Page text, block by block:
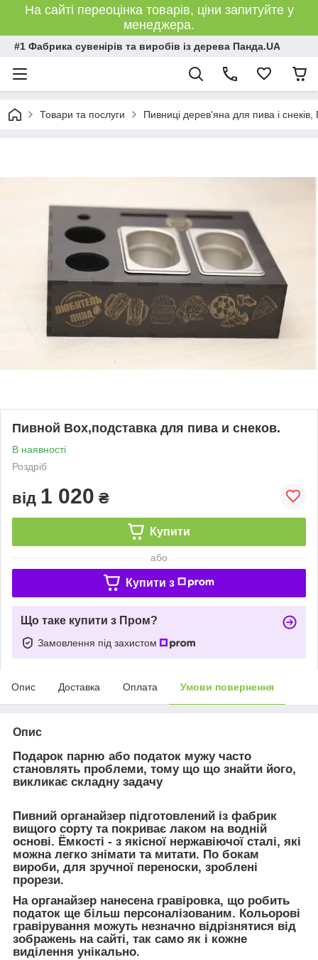
На сайті переоцінка товарів, ціни запитуйте у
менеджера.
#1 Фабрика сувенірів та виробів із дерева Панда.UA
Товари та послуги Пивниці дерев'яна для пива і
Пивной Box,подставка для пива и снеков.
В наявності
Роздріб
від 1 020 ₴
Купити
або
Купити з
Що таке купити з Пром?
Замовлення під захистом
Опис Доставка Оплата Умови повернення
Опис
Подарок парню або податок мужу часто
становлять проблеми, тому що що знайти його,
викликає складну задачу
Пивний органайзер підготовлений із фабрик
вищого сорту та покриває лаком на водній
основі. Ёмкості - з якісної нержавіючої сталі, які
можна легко знімати та митати. По бокам
вироби, для зручної переноски, зроблені
прорези.
На органайзер нанесена гравіровка, що робить
податок ще більш персоналізованим. Кольорові
гравірування можуть незначно відрізнятися від
зображень на сайті, так само як і кожне
виділення унікально.